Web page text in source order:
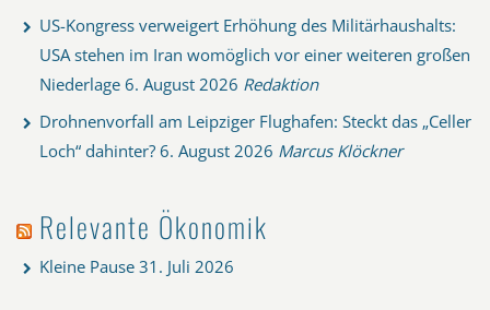
US-Kongress verweigert Erhöhung des Militärhaushalts:
USA stehen im Iran womöglich vor einer weiteren großen
Niederlage 6. August 2026 Redaktion
Drohnenvorfall am Leipziger Flughafen: Steckt das „Celler
Loch“ dahinter? 6. August 2026 Marcus Klöckner
Relevante Ökonomik
Kleine Pause 31. Juli 2026